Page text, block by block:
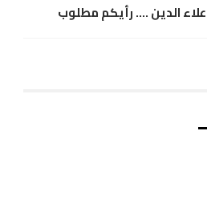
الدين .... رأيكم مطلوب